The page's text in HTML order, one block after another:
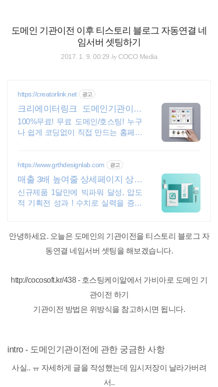
로도메인 기관이전 이후 티스토리 블로그 자동연결 네
임서버 셋팅하기
2017. 1. 9. 00:29 byCOCO Media
https://creatorlink.net 광고
크리에이터링크 도메인기관이전
누구나 만드는 홈페이지
100%무료! 무료 도메인/호스팅! 누구
나 쉽게 코딩없이 직접 만드는 홈페이
터링크에서.
https://www.grthdesignlab.com 광고
매출 3배 높여줄 상세페이지 상세
페이지만 만드는 전문회사
신규제품 1달만에 빅파워 달성, 압도
적 기획전 성과 ! 수치로 실력을 증명
를 찾아주세요.
안녕하세요. 오늘은 도메인의 기관이전을 티스토리 블로그 자
동연결 네임서버 셋팅을 해보겠습니다.
http://cocosoft.kr/438 - 호스팅케이알에서 가비아로 도메인 기
관이전 하기
기관이전 방법은 위방식을 참고하시면 됩니다.
intro - 도메인기관이전에 관한 궁금한 사항
사실.. ㅠ 자세하게 글을 작성했는데 임시저장이 날라가버려
서..
태그 글쓰기 관리홈